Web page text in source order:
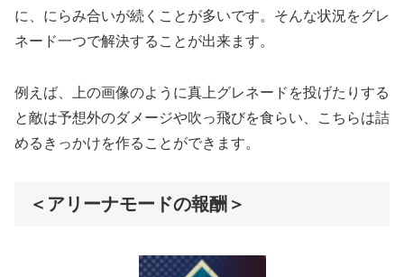
に、にらみ合いが続くことが多いです。そんな状況をグレ
ネード一つで解決することが出来ます。
例えば、上の画像のように真上グレネードを投げたりする
と敵は予想外のダメージや吹っ飛びを食らい、こちらは詰
めるきっかけを作ることができます。
＜アリーナモードの報酬＞